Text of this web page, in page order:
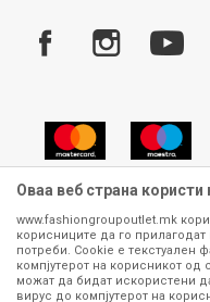
Плаќање
Сите информации околу
онлајн продавница се
меѓутоа не можеме да
Оваа веб страна
www.fashiongroupoutlet.mk
корисниците да го
потреби. Cookie е текстуален
компјутерот на корисникот
можат да бидат искористени
вирус до компјутерот на